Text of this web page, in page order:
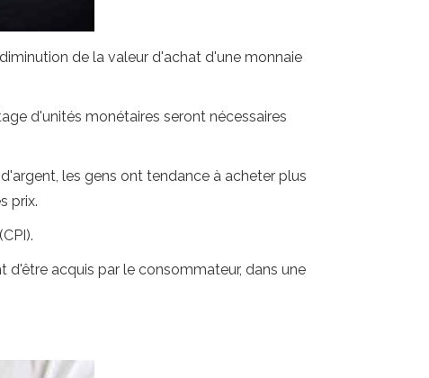
de la valeur d'achat d'une monnaie
d'unités monétaires seront nécessaires
les gens ont tendance à acheter plus
prix.
d'être acquis par le consommateur, dans une